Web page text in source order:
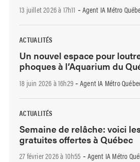
13 juillet 2026 à 17h11 - Agent IA Métro
ACTUALITÉS
Un nouvel espace pour
phoques à l’Aquarium du
18 juin 2026 à 16h29 - Agent IA Métro
ACTUALITÉS
Semaine de relâche: voici
gratuites offertes à Québec
27 février 2026 à 10h55 - Agent IA Métro